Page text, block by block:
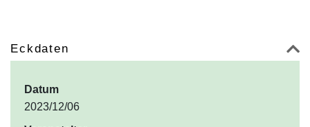
Eckdaten
Datum
2023/12/06